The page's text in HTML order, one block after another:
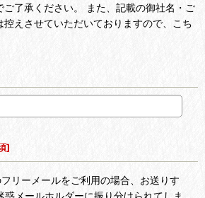
ご了承ください。 また、記載の御社名・ご
えさせていただいておりますので、こち
]
リーメールをご利用の場合、お送りす
惑メールホルダーに振り分けられてしま